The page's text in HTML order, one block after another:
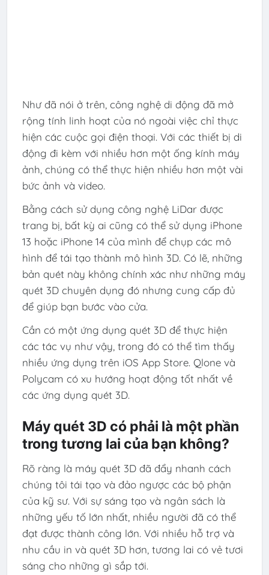
Như đã nói ở trên, công nghệ di động đã mở
rộng tính linh hoạt của nó ngoài việc chỉ thực
hiện các cuộc gọi điện thoại. Với các thiết bị di
động đi kèm với nhiều hơn một ống kính máy
ảnh, chúng có thể thực hiện nhiều hơn một vài
bức ảnh và video.
Bằng cách sử dụng công nghệ LiDar được
trang bị, bất kỳ ai cũng có thể sử dụng iPhone
13 hoặc iPhone 14 của mình để chụp các mô
hình để tái tạo thành mô hình 3D. Có lẽ, những
bản quét này không chính xác như những máy
quét 3D chuyên dụng đó nhưng cung cấp đủ
để giúp bạn bước vào cửa.
Cần có một ứng dụng quét 3D để thực hiện
các tác vụ như vậy, trong đó có thể tìm thấy
nhiều ứng dụng trên iOS App Store. Qlone và
Polycam có xu hướng hoạt động tốt nhất về
các ứng dụng quét 3D.
Máy quét 3D có phải là một phần
trong tương lai của bạn không?
Rõ ràng là máy quét 3D đã đẩy nhanh cách
chúng tôi tái tạo và đảo ngược các bộ phận
của kỹ sư. Với sự sáng tạo và ngân sách là
những yếu tố lớn nhất, nhiều người đã có thể
đạt được thành công lớn. Với nhiều hỗ trợ và
nhu cầu in và quét 3D hơn, tương lai có vẻ tươi
sáng cho những gì sắp tới.